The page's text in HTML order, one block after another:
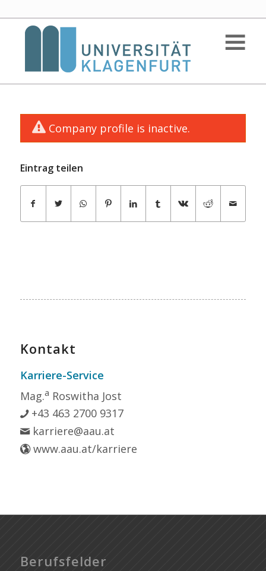
Company profile is inactive.
Eintrag teilen
Kontakt
Karriere-Service
Mag.a Roswitha Jost
+43 463 2700 9317
karriere@aau.at
www.aau.at/karriere
Berufsfelder